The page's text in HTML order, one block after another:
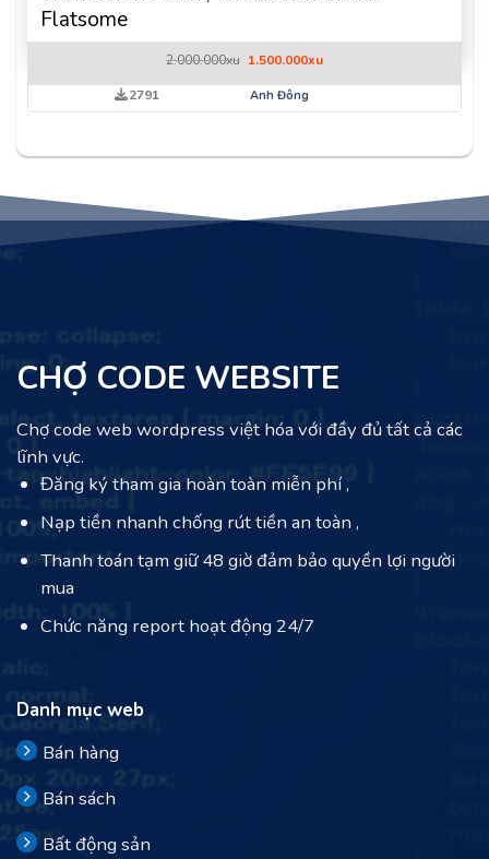
Flatsome
2.000.000xu Giá
là:
2.000.000xu.
1.500.000xuGiá
tại
2791 Anh Đông
CHỢ CODE WEBSITE
Chợ code web wordpress việt hóa với đầy đủ tất cả các
lĩnh vực.
Đăng ký tham gia hoàn toàn miễn phí ,
Nạp tiền nhanh chống rút tiền an toàn ,
Thanh toán tạm giữ 48 giờ đảm bảo quyền lợi người
mua
Chức năng report hoạt động 24/7
Danh mục web
Bán hàng
Bán sách
Bất động sản